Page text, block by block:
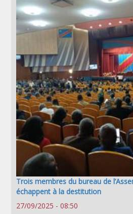
Trois membres du bureau de
échappent à la destitution
27/09/2025 - 08:50